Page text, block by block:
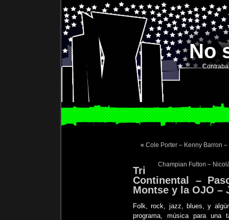
No
« Cole Porter – Kenny Barron
Champian Fulton –
Tri
Continental –
Montse y la OJO –
Folk, rock, jazz, blues, y
programa, música para una